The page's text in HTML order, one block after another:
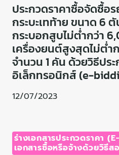
ประกวดราคาซื้อจัดซื้อ
กระบะเทท้าย ขนาด 6
กระบอกสูบไม่ต่ำกว่า
เครื่องยนต์สูงสุดไม่ต่ำ
จำนวน 1 คัน ด้วยวิธีปร
อิเล็กทรอนิกส์ (e-
12/07/2023
ร่างเอกสารประกวดราคา
เอกสารซื้อหรือจ้างด้วยวิธีส